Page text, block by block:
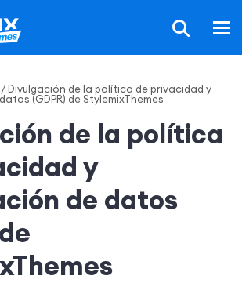
/Divulgación de la política de privacidad y
(GDPR) de StylemixThemes
de la política
y
de datos